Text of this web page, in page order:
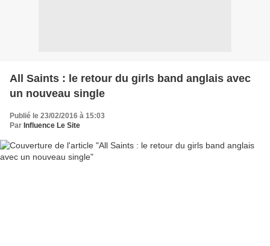
All Saints : le retour du girls band anglais avec
un nouveau single
Publié le 23/02/2016 à 15:03
Par Influence Le Site